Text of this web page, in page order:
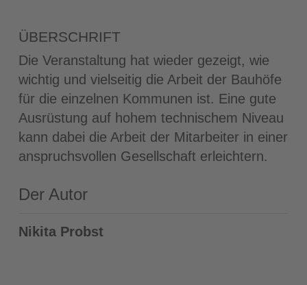
ÜBERSCHRIFT
Die Veranstaltung hat wieder gezeigt, wie
wichtig und vielseitig die Arbeit der Bauhöfe
für die einzelnen Kommunen ist. Eine gute
Ausrüstung auf hohem technischem Niveau
kann dabei die Arbeit der Mitarbeiter in einer
anspruchsvollen Gesellschaft erleichtern.
Der Autor
Nikita Probst